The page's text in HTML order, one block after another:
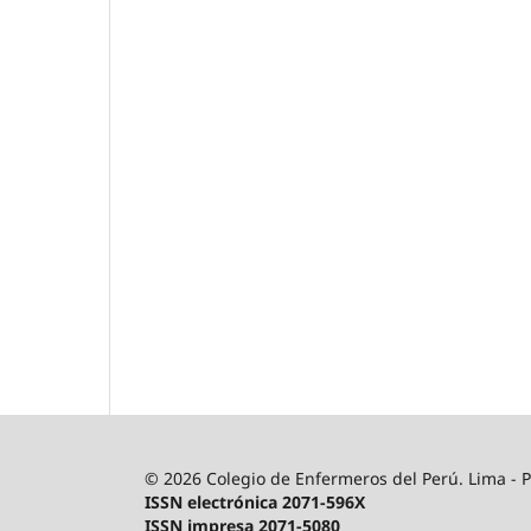
© 2026 Colegio de Enfermeros del Perú. Lima -
ISSN electrónica 2071-596X
ISSN impresa 2071-5080